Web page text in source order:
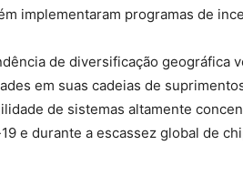
implementaram programas de
de diversificação geográfica
em suas cadeias de
de sistemas altamente
e durante a escassez global de